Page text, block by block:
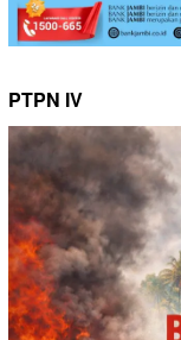
PTPN IV